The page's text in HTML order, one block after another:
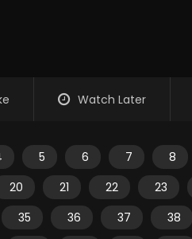
Watch Later
5 6 7 8
20 21 22 23
35 36 37 38